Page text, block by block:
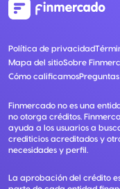
Política de privacidad
Mapa del sitioSobre
Cómo calificamos
Finmercado no es una
no otorga créditos.
ayuda a los usuarios a
crediticios acreditados y
necesidades y perfil.
La aprobación del crédito